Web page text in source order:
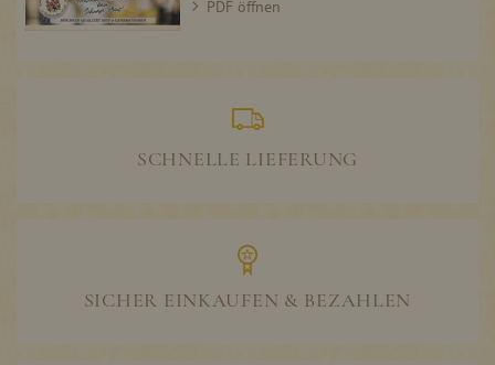
PDF öffnen
SCHNELLE LIEFERUNG
SICHER EINKAUFEN & BEZAHLEN